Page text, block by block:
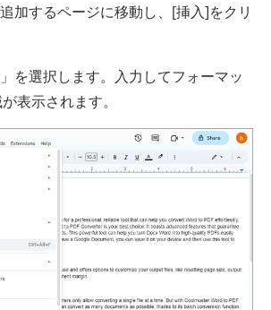
加するページに移動し、[挿入]をクリ
を選択します。入力してフォーマッ
表示されます。